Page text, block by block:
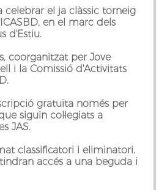
el ja clàssic torneig
en el marc dels
d'Estiu.
coorganitzat per Jove
i la Comissió d'Activitats
gratuïta només per
siguin col·legiats a
JAS.
classificatori i eliminatori.
accés a una beguda i